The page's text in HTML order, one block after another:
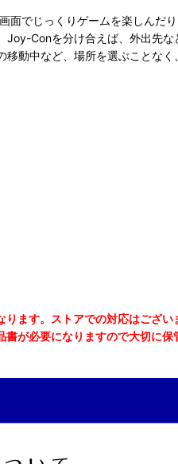
でじっくりゲームを楽しん
Conを分け合えば、外出先
動中など、場所を選ぶことな
ます。ストアでの対応はござ
が必要になりますので大切に保